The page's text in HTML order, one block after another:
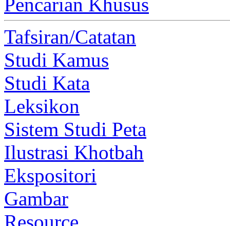
Tafsiran/Catatan
Studi Kamus
Studi Kata
Leksikon
Sistem Studi Peta
Ilustrasi Khotbah
Ekspositori
Gambar
Resource